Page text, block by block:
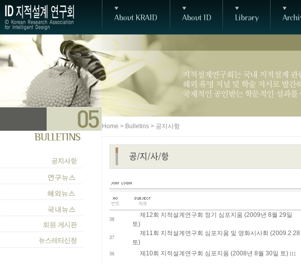
Home > Bulletins > 공지사항
38
제12회 지적설계연구회 정기 심포지움 (2009년 8월 29일
토)
37
제11회 지적설계연구회 심포지움 및 영화시사회 (2009.2.28
토)
36 제10회 지적설계연구회 심포지움 (2008년 8월 30일 토) [1]